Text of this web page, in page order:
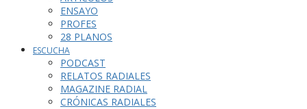
ENSAYO
PROFES
28 PLANOS
ESCUCHA
PODCAST
RELATOS RADIALES
MAGAZINE RADIAL
CRÓNICAS RADIALES